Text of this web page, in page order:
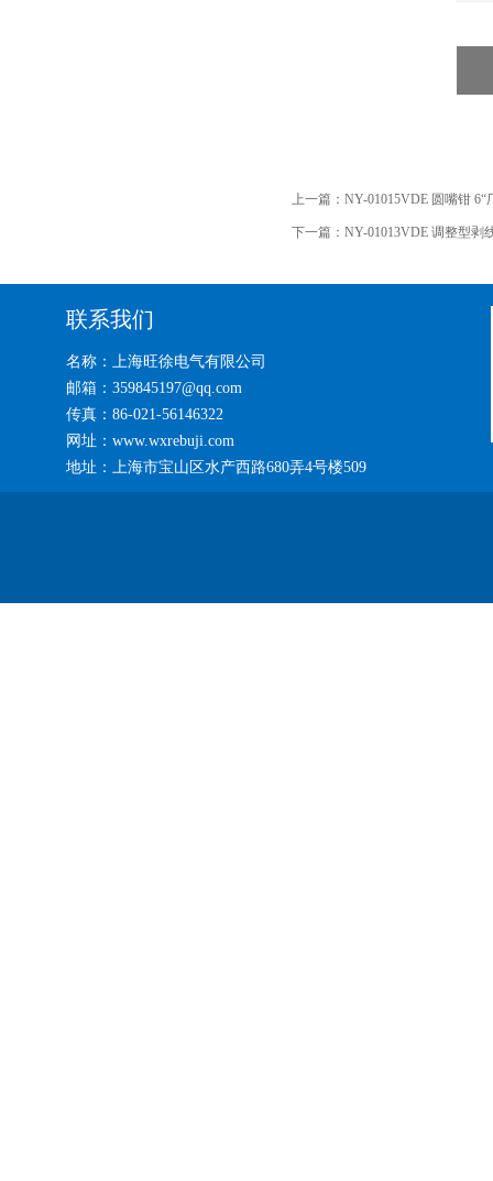
上一篇： NY-01015VDE 圆嘴钳 6“
下一篇： NY-01013VDE 调整型剥
联系我们
名称：上海旺徐电气有限公司
邮箱：359845197@qq.com
传真：86-021-56146322
网址：www.wxrebuji.com
地址：上海市宝山区水产西路680弄4号楼509